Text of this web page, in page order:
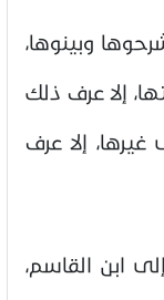
وبينوها،
إلا عرف ذلك
إلا عرف
القاسم،